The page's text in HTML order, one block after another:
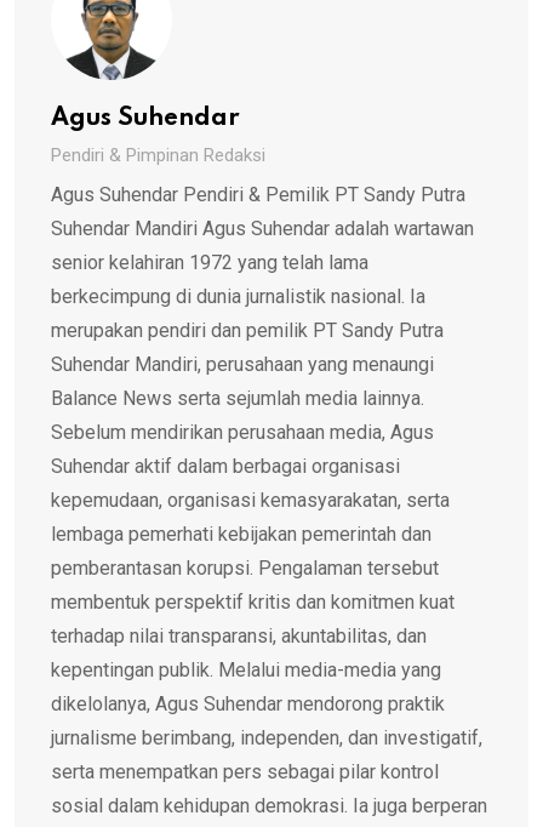
Agus Suhendar
Pendiri & Pimpinan Redaksi
Agus Suhendar Pendiri & Pemilik PT Sandy Putra
Suhendar Mandiri Agus Suhendar adalah wartawan
senior kelahiran 1972 yang telah lama
berkecimpung di dunia jurnalistik nasional. Ia
merupakan pendiri dan pemilik PT Sandy Putra
Suhendar Mandiri, perusahaan yang menaungi
Balance News serta sejumlah media lainnya.
Sebelum mendirikan perusahaan media, Agus
Suhendar aktif dalam berbagai organisasi
kepemudaan, organisasi kemasyarakatan, serta
lembaga pemerhati kebijakan pemerintah dan
pemberantasan korupsi. Pengalaman tersebut
membentuk perspektif kritis dan komitmen kuat
terhadap nilai transparansi, akuntabilitas, dan
kepentingan publik. Melalui media-media yang
dikelolanya, Agus Suhendar mendorong praktik
jurnalisme berimbang, independen, dan investigatif,
serta menempatkan pers sebagai pilar kontrol
sosial dalam kehidupan demokrasi. Ia juga berperan